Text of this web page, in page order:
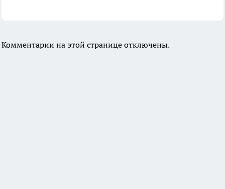
Комментарии на этой странице отключены.